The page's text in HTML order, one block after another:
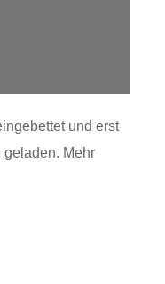
und erst
geladen. Mehr